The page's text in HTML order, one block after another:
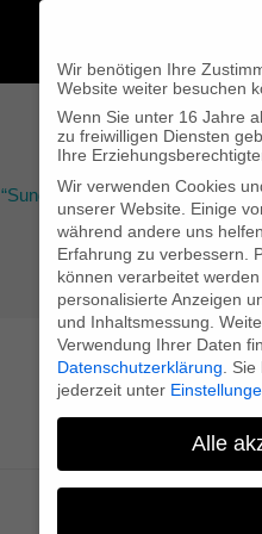
“Sunday Warriors” premieres
Wir benötigen Ihre
Website weiter besuchen
Wenn Sie unter 16 Jahre
zu freiwilligen Diensten
Ihre
Wir verwenden Cookies
unserer Website. Einige
während andere uns
Erfahrung zu verbessern.
können verarbeitet
personalisierte Anzeigen
und Inhaltsmessung.
Verwendung Ihrer Daten
Datenschutzerklärung
Sie
jederzeit unter
Alle